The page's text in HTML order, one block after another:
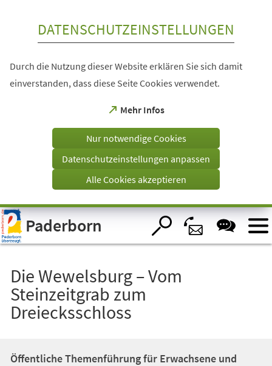
Visuelle
Assistenzsoftware
öffnen.
DATENSCHUTZEINSTELLUNGEN
Durch die Nutzung dieser Website erklären Sie sich damit
einverstanden, dass diese Seite Cookies verwendet.
Mehr Infos
(Öffnet
einem
Tab)
Nur notwendige Cookies
Datenschutzeinstellungen anpassen
Alle Cookies akzeptieren
Paderborn
Die Wewelsburg – Vom
Steinzeitgrab zum
Dreiecksschloss
Öffentliche Themenführung für Erwachsene und